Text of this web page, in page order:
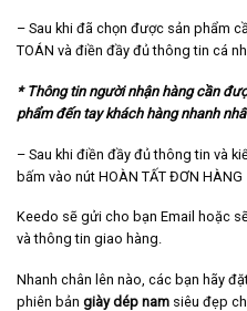
– Sau khi đã chọn được sản phẩm
TOÁN và điền đầy đủ thông tin cá
* Thông tin người nhận hàng cần
phẩm đến tay khách hàng nhanh
– Sau khi điền đầy đủ thông tin và
bấm vào nút HOÀN TẤT ĐƠN HÀNG
Keedo sẽ gửi cho bạn Email hoặc
và thông tin giao hàng.
Nhanh chân lên nào, các bạn hãy
phiên bản giày dép nam siêu đẹp